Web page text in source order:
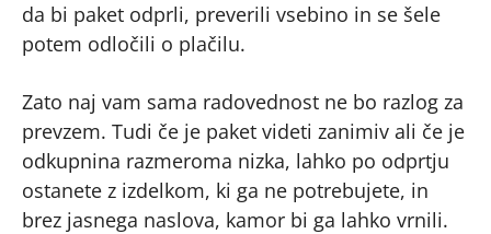
da bi paket odprli, preverili vsebino in se šele
potem odločili o plačilu.
Zato naj vam sama radovednost ne bo razlog za
prevzem. Tudi če je paket videti zanimiv ali če je
odkupnina razmeroma nizka, lahko po odprtju
ostanete z izdelkom, ki ga ne potrebujete, in
brez jasnega naslova, kamor bi ga lahko vrnili.